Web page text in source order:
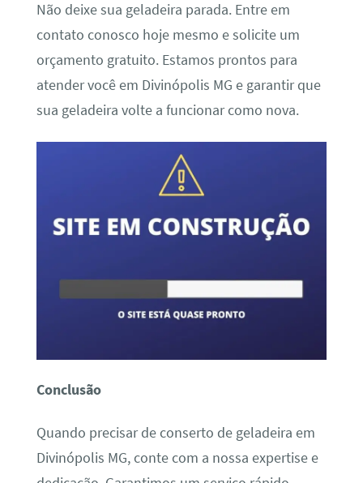
Não deixe sua geladeira parada. Entre em
contato conosco hoje mesmo e solicite um
orçamento gratuito. Estamos prontos para
atender você em Divinópolis MG e garantir que
sua geladeira volte a funcionar como nova.
Conclusão
Quando precisar de conserto de geladeira em
Divinópolis MG, conte com a nossa expertise e